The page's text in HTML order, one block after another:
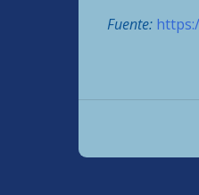
Fuente: